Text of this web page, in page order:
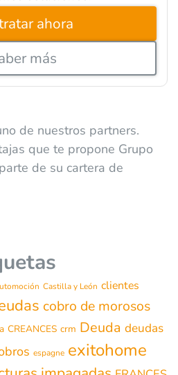
ahora
más
de nuestros partners.
que te propone Grupo
de su cartera de
Castilla y León clientes
cobro de morosos
CREANCES crm Deuda deudas
espagne exitohome